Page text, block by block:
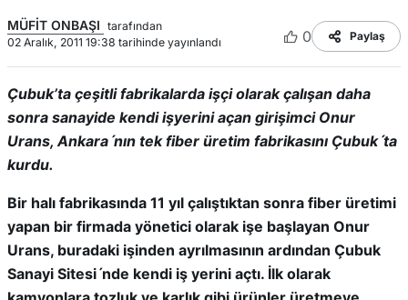
MÜFİT ONBAŞI tarafından
02 Aralık, 2011 19:38 tarihinde yayınlandı
0 Paylaş
Çubuk’ta çeşitli fabrikalarda işçi olarak çalışan daha
sonra sanayide kendi işyerini açan girişimci Onur
Urans, Ankaraˊnın tek fiber üretim fabrikasını Çubukˊta
kurdu.
Bir halı fabrikasında 11 yıl çalıştıktan sonra fiber üretimi
yapan bir firmada yönetici olarak işe başlayan Onur
Urans, buradaki işinden ayrılmasının ardından Çubuk
Sanayi Sitesiˊnde kendi iş yerini açtı. İlk olarak